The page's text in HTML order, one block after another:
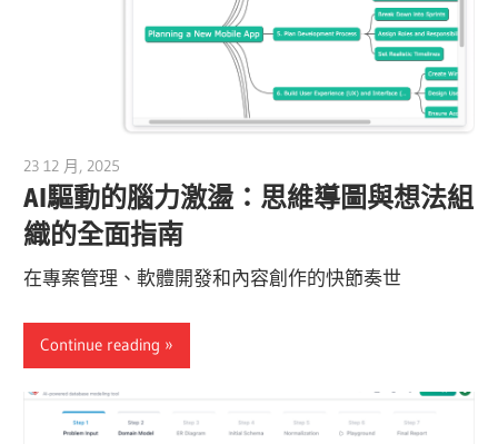
23 12 月, 2025
AI驅動的腦力激盪：思維導圖與想法組
織的全面指南
在專案管理、軟體開發和內容創作的快節奏世
Continue reading